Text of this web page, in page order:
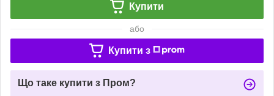
Купити
або
Купити з
Що таке купити з Пром?